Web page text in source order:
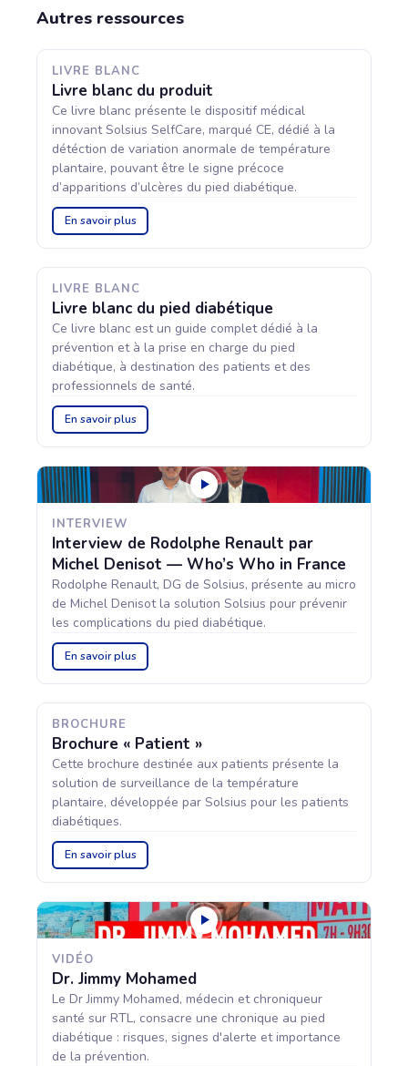
Autres ressources
LIVRE BLANC
Livre blanc du produit
Ce livre blanc présente le dispositif médical
innovant Solsius SelfCare, marqué CE, dédié à la
détéction de variation anormale de température
plantaire, pouvant être le signe précoce
d’apparitions d’ulcères du pied diabétique.
En savoir plus
LIVRE BLANC
Livre blanc du pied diabétique
Ce livre blanc est un guide complet dédié à la
prévention et à la prise en charge du pied
diabétique, à destination des patients et des
professionnels de santé.
En savoir plus
INTERVIEW
Interview de Rodolphe Renault par
Michel Denisot — Who’s Who in France
Rodolphe Renault, DG de Solsius, présente au micro
de Michel Denisot la solution Solsius pour prévenir
les complications du pied diabétique.
En savoir plus
BROCHURE
Brochure « Patient »
Cette brochure destinée aux patients présente la
solution de surveillance de la température
plantaire, développée par Solsius pour les patients
diabétiques.
En savoir plus
VIDÉO
Dr. Jimmy Mohamed
Le Dr Jimmy Mohamed, médecin et chroniqueur
santé sur RTL, consacre une chronique au pied
diabétique : risques, signes d'alerte et importance
de la prévention.